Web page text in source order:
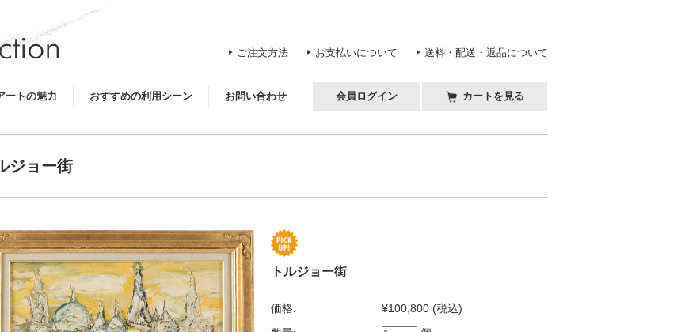
ご注文方法 お支払いについて 送料・配送・返品について
ートの魅力 おすすめの利用シーン お問い合わせ 会員ログイン カートを見る
ジョー街
トルジョー街
価格: ¥100,800 (税込)